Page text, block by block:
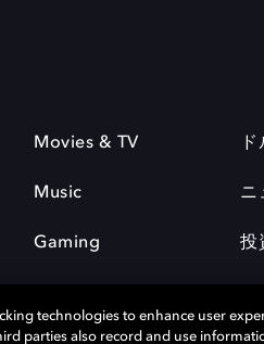
Movies & TV
Music
Gaming
ニ
投
technologies to enhance user
parties also record and use